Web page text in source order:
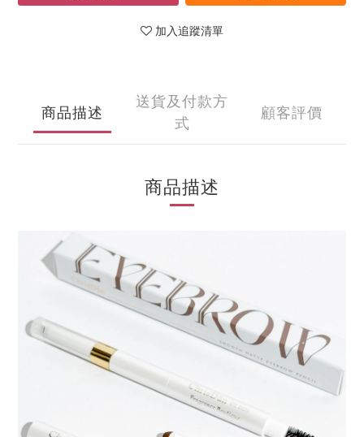
加入追蹤清單
商品描述
送貨及付款方
式
顧客評價
商品描述